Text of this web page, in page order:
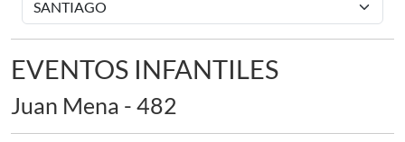
EVENTOS INFANTILES
Juan Mena - 482